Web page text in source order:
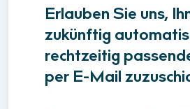
Erlauben Sie uns,
zukünftig
rechtzeitig
per E-Mail